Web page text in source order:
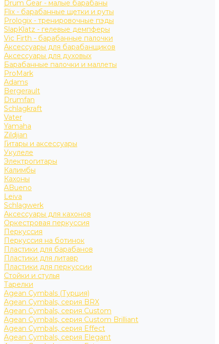
Drum Gear - малые барабаны
Flix - барабанные щетки и руты
Prologix - тренировочные пэды
SlapKlatz - гелевые демпферы
Vic Firth - барабанные палочки
Аксессуары для барабанщиков
Аксессуары для духовых
Барабанные палочки и маллеты
ProMark
Adams
Bergerault
Drumfan
Schlagkraft
Vater
Yamaha
Zildjian
Гитары и аксессуары
Укулеле
Электрогитары
Калимбы
Кахоны
ABueno
Leiva
Schlagwerk
Аксессуары для кахонов
Оркестровая перкуссия
Перкуссия
Перкуссия на ботинок
Пластики для барабанов
Пластики для литавр
Пластики для перкуссии
Стойки и стулья
Тарелки
Agean Cymbals (Турция)
Agean Cymbals, серия BRX
Agean Cymbals, серия Custom
Agean Cymbals, серия Custom Brilliant
Agean Cymbals, серия Effect
Agean Cymbals, серия Elegant